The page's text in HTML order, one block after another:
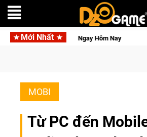
Mới Nhất
3 Ngay Hôm Nay Lineage W
MOBI
Từ PC đến